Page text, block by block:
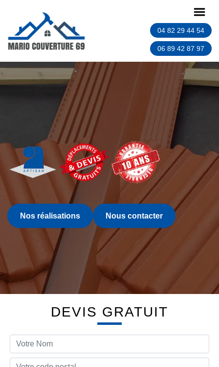
04 82 29 44 54
06 89 42 87 97
Nos réalisations Nous contacter
DEVIS GRATUIT